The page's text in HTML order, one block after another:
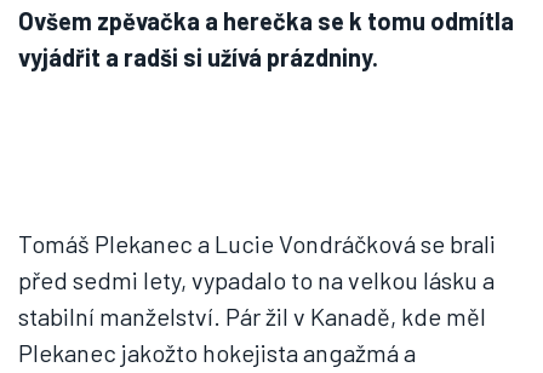
Ovšem zpěvačka a herečka se k tomu odmítla
vyjádřit a radši si užívá prázdniny.
Tomáš Plekanec a Lucie Vondráčková se brali
před sedmi lety, vypadalo to na velkou lásku a
stabilní manželství. Pár žil v Kanadě, kde měl
Plekanec jakožto hokejista angažmá a